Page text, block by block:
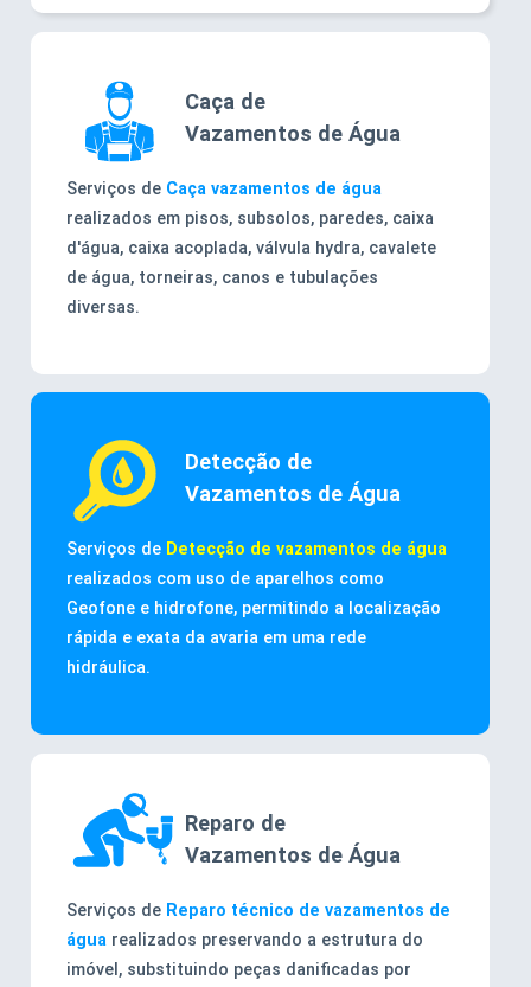
Caça de
Vazamentos de Água
Serviços de Caça vazamentos de água
realizados em pisos, subsolos, paredes, caixa
d'água, caixa acoplada, válvula hydra, cavalete
de água, torneiras, canos e tubulações
diversas.
Detecção de
Vazamentos de Água
Serviços de Detecção de vazamentos de água
realizados com uso de aparelhos como
Geofone e hidrofone, permitindo a localização
rápida e exata da avaria em uma rede
hidráulica.
Reparo de
Vazamentos de Água
Serviços de Reparo técnico de vazamentos de
água realizados preservando a estrutura do
imóvel, substituindo peças danificadas por